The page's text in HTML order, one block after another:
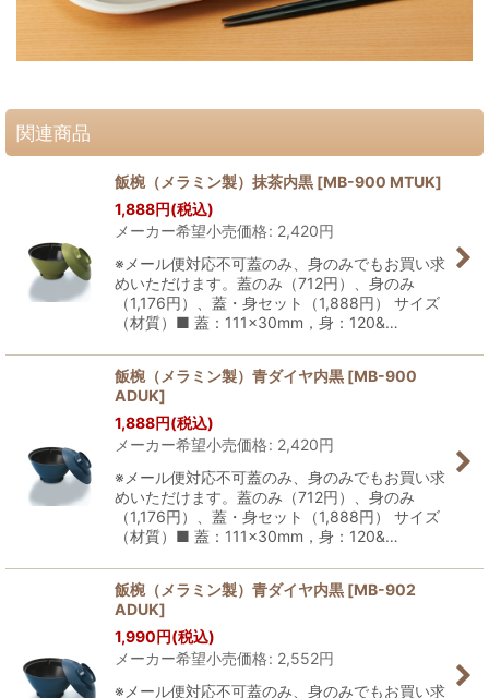
関連商品
飯椀（メラミン製）抹茶内黒 [MB-900 MTUK]
1,888円(税込)
メーカー希望小売価格: 2,420円
※メール便対応不可蓋のみ、身のみでもお買い求
めいただけます。蓋のみ（712円）、身のみ
（1,176円）、蓋・身セット（1,888円） サイズ
（材質）■ 蓋：111×30mm，身：120&…
飯椀（メラミン製）青ダイヤ内黒 [MB-900
ADUK]
1,888円(税込)
メーカー希望小売価格: 2,420円
※メール便対応不可蓋のみ、身のみでもお買い求
めいただけます。蓋のみ（712円）、身のみ
（1,176円）、蓋・身セット（1,888円） サイズ
（材質）■ 蓋：111×30mm，身：120&…
飯椀（メラミン製）青ダイヤ内黒 [MB-902
ADUK]
1,990円(税込)
メーカー希望小売価格: 2,552円
※メール便対応不可蓋のみ、身のみでもお買い求